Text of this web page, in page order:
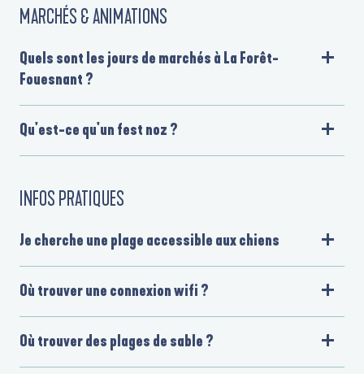
MARCHÉS & ANIMATIONS
Quels sont les jours de marchés à La Forêt-
Fouesnant ?
Qu'est-ce qu'un fest noz ?
INFOS PRATIQUES
Je cherche une plage accessible aux chiens
Où trouver une connexion wifi ?
Où trouver des plages de sable ?